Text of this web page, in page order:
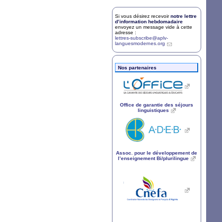
Si vous désirez recevoirnotre lettre
d’information hebdomadaire
envoyez un message vide à cette
adresse :
lettres-subscribe@aplv-
languesmodernes.org
Nos partenaires
Office de garantie des séjours
linguistiques
Assoc. pour le développement de
l’enseignement Bi/plurilingue